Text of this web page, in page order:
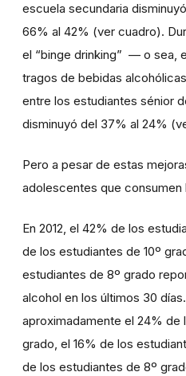
escuela secundaria
66% al 42% (ver cuadro).
el “binge drinking” — o sea,
tragos de bebidas
entre los estudiantes sénior
disminuyó del 37% al 24%
Pero a pesar de estas
adolescentes que consumen
En 2012, el 42% de los
de los estudiantes de 10º
estudiantes de 8º grado
alcohol en los últimos 30
aproximadamente el 24% de
grado, el 16% de los
de los estudiantes de 8º